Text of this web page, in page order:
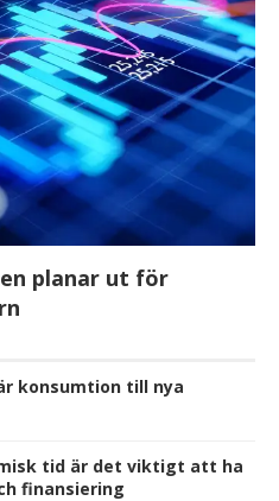
planar ut för
konsumtion till nya
tid är det viktigt att ha
finansiering